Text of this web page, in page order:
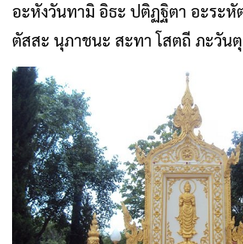
อะหังวันทามิ อิธะ ปติฏฐิตา อะระหั
ตัสสะ นุภาชนะ สะทา โสตถี ภะวันตุ